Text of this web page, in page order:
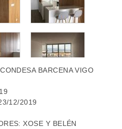
BARCENA VIGO
12/2019
XOSE Y BELÉN